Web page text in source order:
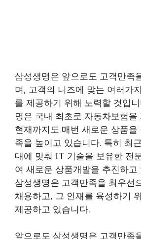
삼성생명은 앞으로도 고객만족
며, 고객의 니즈에 맞는 여러가
를 제공하기 위해 노력할 것입
명은 국내 최초로 자동차보험을
현재까지도 매번 새로운 상품
족을 높이고 있습니다. 특히 최
대에 맞춰 IT 기술을 보유한 전
여 새로운 상품개발을 추진하고
삼성생명은 고객만족을 최우선
채용하고, 그 인재를 육성하기
제공하고 있습니다.
앞으로도 삼성생명은 고객만족